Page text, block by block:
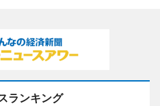
ランキング